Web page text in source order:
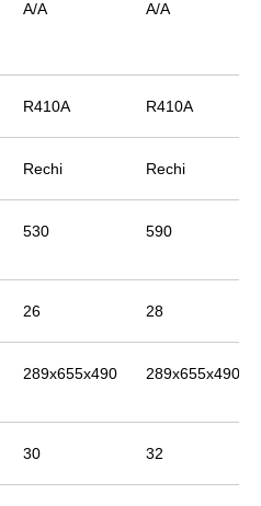
A/А A/А
R410A R410A
Rechi Rechi
530 590
26 28
289x655x490 289x655x490
30 32